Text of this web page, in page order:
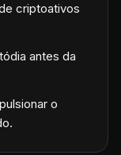
criptoativos
antes da
o